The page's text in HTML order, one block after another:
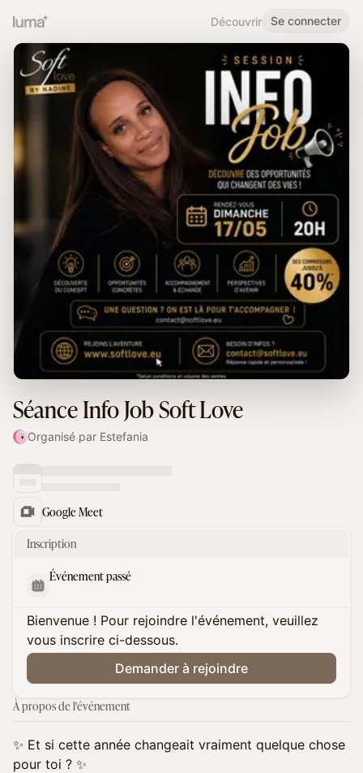
Découvrir Se connecter
Séance Info Job Soft Love
Organisé par Estefania
Google Meet
Inscription
Événement passé
Bienvenue ! Pour rejoindre l'événement, veuillez
vous inscrire ci-dessous.
Demander à rejoindre
À propos de l'événement
✨ Et si cette année changeait vraiment quelque chose
pour toi ? ✨